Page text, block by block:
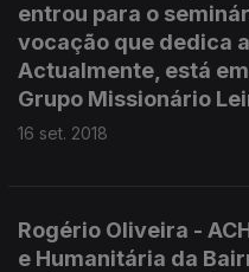
entrou para o
vocação que dedica
Actualmente, está
Grupo Missionário
16 set. 2018
Rogério Oliveira -
e Humanitária da